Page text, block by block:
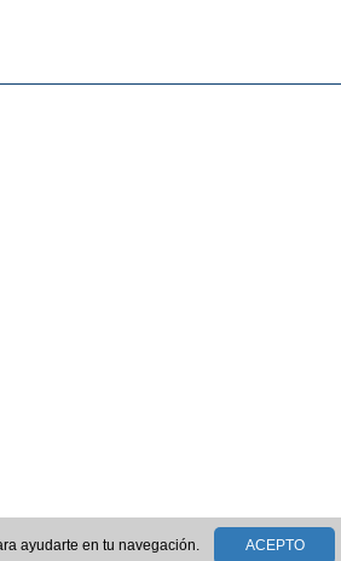
ACEPTO
ayudarte en tu navegación.